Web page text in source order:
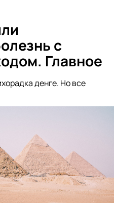
с
Главное
денге. Но все